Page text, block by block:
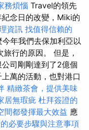
務煩惱 Travel的領先
念日的改變，Miki的
資訊 找值得信賴的
年我們去保加利亞以
行的原因。 但是，
司剛剛達到了2億個
萬的活動，也對港口
精緻茶會，提供美味
居無瑕疵 杜拜簽證的
間都發揮最大效益 應
必要步驟與注意事項